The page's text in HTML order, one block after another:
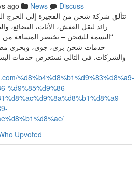
ago News
Discuss
تتألق شركة شحن من الفجيرة إلى الخرج
رائد لنقل العفش، الأثاث، البضائع،
“البسمة للشحن – نختصر المسافة من
خدمات شحن بري، جوي، وبحري
والشركات. في التالي نستعرض خدمات
%d8%b4%d8%b1%d9%83%d8%a9-
%d9%85%d9%86-
Upvoted